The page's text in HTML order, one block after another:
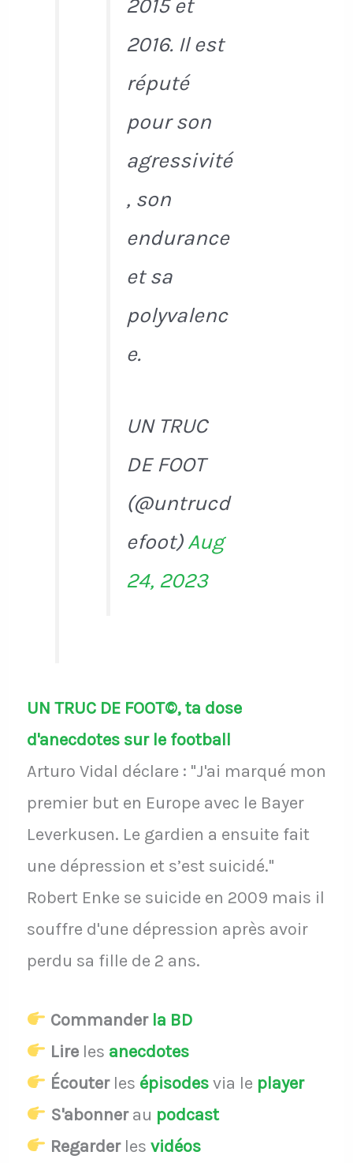
2015 et
2016. Il est
réputé
pour son
agressivité
, son
endurance
et sa
polyvalenc
e.
UN TRUC
DE FOOT
(@untrucd
efoot)Aug
24, 2023
UN TRUC DE FOOT©, ta dose
d'anecdotes sur le football
Arturo Vidal déclare : "J'ai marqué mon
premier but en Europe avec le Bayer
Leverkusen. Le gardien a ensuite fait
une dépression et s’est suicidé."
Robert Enke se suicide en 2009 mais il
souffre d'une dépression après avoir
perdu sa fille de 2 ans.
Commander la BD
Lireles anecdotes
Écouterles épisodesvia le player
S'abonnerau podcast
Regarderles vidéos